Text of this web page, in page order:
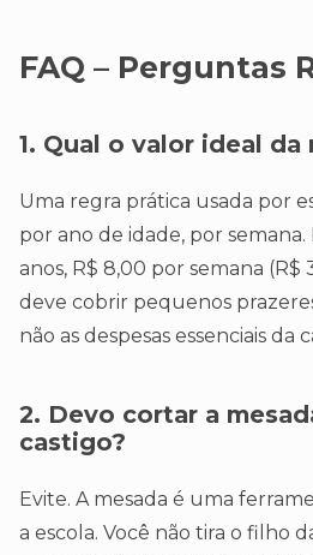
FAQ – Perguntas
1. Qual o valor ideal da
Uma regra prática usada por
por ano de idade, por
anos, R$ 8,00 por semana (R$
deve cobrir pequenos
não as despesas essenciais da
2. Devo cortar a
castigo?
Evite. A mesada é uma
a escola. Você não tira o filho